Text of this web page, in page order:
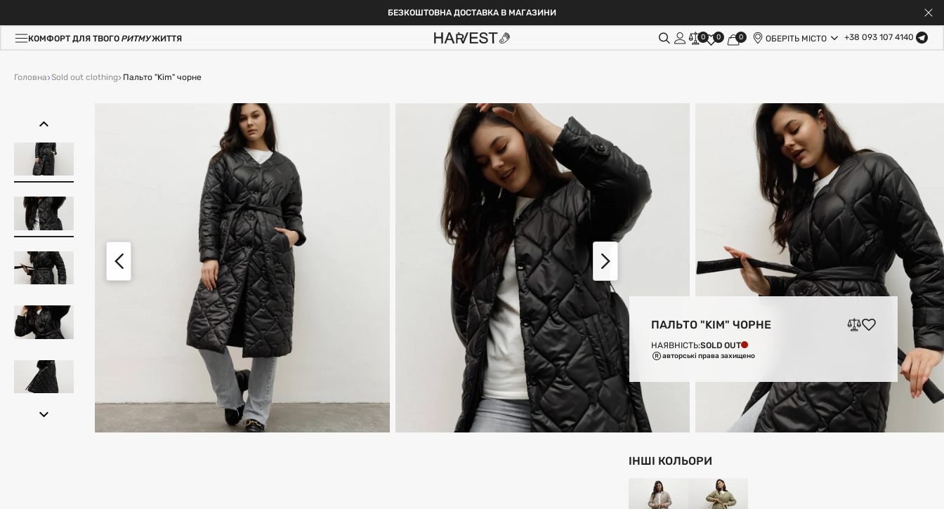
БЕЗКОШТОВНА ДОСТАВКА В МАГАЗИНИ
КОМФОРТ ДЛЯ ТВОГОРИТМУЖИТТЯ 0 0 0 ОБЕРІТЬ МІСТО +38 093 107 4140
Головна Sold out clothing Пальто "Kim" чорне
ПАЛЬТО "KIM" ЧОРНЕ
НАЯВНІСТЬ:SOLD OUT
авторські права захищено
ІНШІ КОЛЬОРИ